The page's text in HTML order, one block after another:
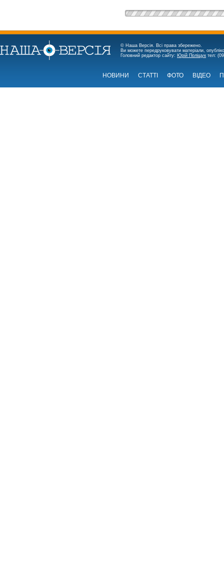
© Наша Версія. Всі права збережено.
Ви можете передруковувати матеріали,
Головний редактор сайту: Юрій Поліщук тел:
НОВИНИ СТАТТІ ФОТО ВІДЕО